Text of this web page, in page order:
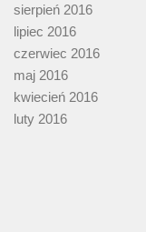
sierpień 2016
lipiec 2016
czerwiec 2016
maj 2016
kwiecień 2016
luty 2016